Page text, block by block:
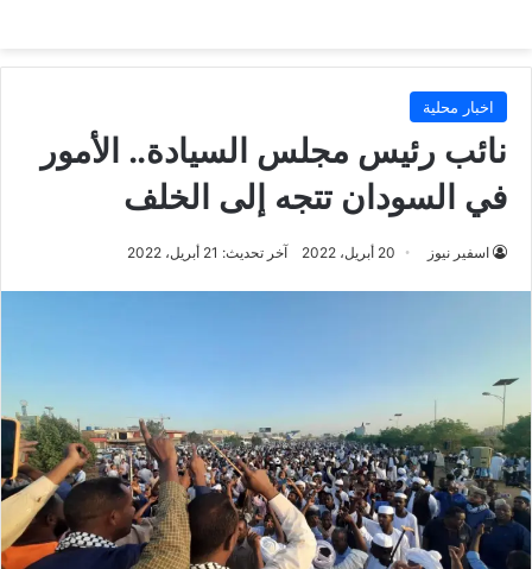
اخبار محلية
نائب رئيس مجلس السيادة.. الأمور
في السودان تتجه إلى الخلف
اسفير نيوز 20 أبريل، 2022 آخر تحديث: 21 أبريل، 2022